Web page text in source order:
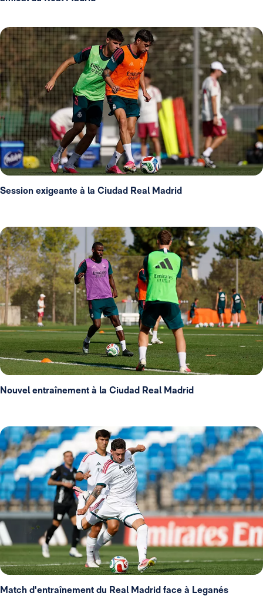
Session exigeante à la Ciudad Real Madrid
Nouvel entraînement à la Ciudad Real Madrid
Match d'entraînement du Real Madrid face à Leganés